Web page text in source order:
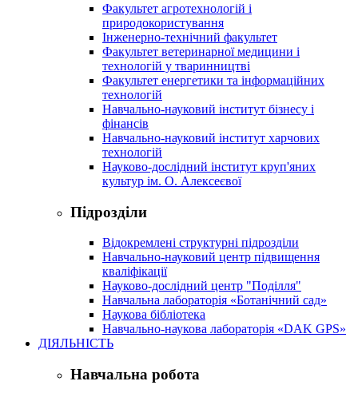
Факультет агротехнологій і
природокористування
Інженерно-технічний факультет
Факультет ветеринарної медицини і
технологій у тваринництві
Факультет енергетики та інформаційних
технологій
Навчально-науковий інститут бізнесу і
фінансів
Навчально-науковий інститут харчових
технологій
Науково-дослідний інститут круп'яних
культур ім. О. Алексеєвої
Підрозділи
Відокремлені структурні підрозділи
Навчально-науковий центр підвищення
кваліфікації
Науково-дослідний центр "Поділля"
Навчальна лабораторія «Ботанічний сад»
Наукова бібліотека
Навчально-наукова лабораторія «DAK GPS»
ДІЯЛЬНІСТЬ
Навчальна робота